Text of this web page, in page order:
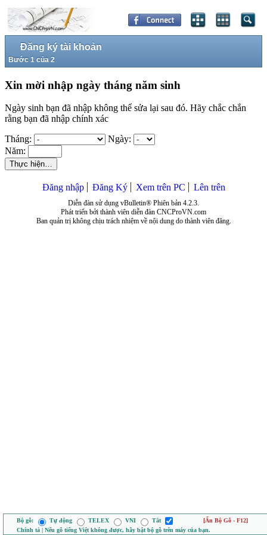
Đăng ký tài khoản
Bước 1 của 2
Xin mời nhập ngày tháng năm sinh
Ngày sinh bạn đã nhập không thể sửa lại sau đó. Hãy chắc chắn
rằng bạn đã nhập chính xác
Tháng:
Ngày:
Năm:
Thực hiện…
Đăng nhập Đăng Ký Xem trên PC Lên trên
Diễn đàn sử dụng vBulletin® Phiên bản 4.2.3.
Phát triển bởi thành viên diễn đàn CNCProVN.com
Ban quản trị không chịu trách nhiệm về nội dung do thành viên đăng.
Bộ gõ: Tự động TELEX VNI Tắt
[Ẩn Bộ Gõ - F12]
Chính tả | Nếu gõ tiếng Việt không được, hãy bật bộ gõ trên máy của bạn.